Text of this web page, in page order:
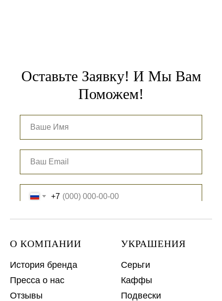
Оставьте Заявку! И Мы Вам
Поможем!
+7
Отправить заявку
О КОМПАНИИ
История бренда
Пресса о нас
Отзывы
УКРАШЕНИЯ
Серьги
Каффы
Подвески